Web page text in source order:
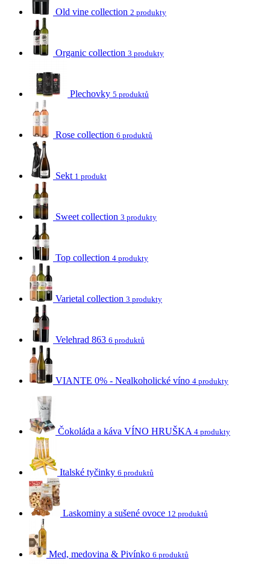
Old vine collection 2 produkty
Organic collection 3 produkty
Plechovky 5 produktů
Rose collection 6 produktů
Sekt 1 produkt
Sweet collection 3 produkty
Top collection 4 produkty
Varietal collection 3 produkty
Velehrad 863 6 produktů
VIANTE 0% - Nealkoholické víno 4 produkty
Čokoláda a káva VÍNO HRUŠKA 4 produkty
Italské tyčinky 6 produktů
Laskominy a sušené ovoce 12 produktů
Med, medovina & Pivínko 6 produktů